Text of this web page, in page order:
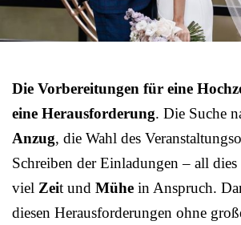
Die Vorbereitungen für eine
eine Herausforderung. Die Suche
Anzug, die Wahl des
Schreiben der Einladungen – all
viel Zeit und Mühe in Anspruch.
diesen Herausforderungen ohne